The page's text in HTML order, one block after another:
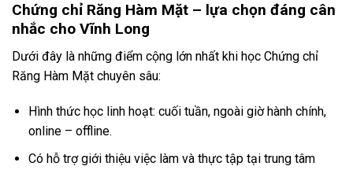
Chứng chỉ Răng Hàm Mặt – lựa chọn đáng cân
nhắc cho Vĩnh Long
Dưới đây là những điểm cộng lớn nhất khi học Chứng chỉ
Răng Hàm Mặt chuyên sâu:
Hình thức học linh hoạt: cuối tuần, ngoài giờ hành chính,
online – offline.
Có hỗ trợ giới thiệu việc làm và thực tập tại trung tâm